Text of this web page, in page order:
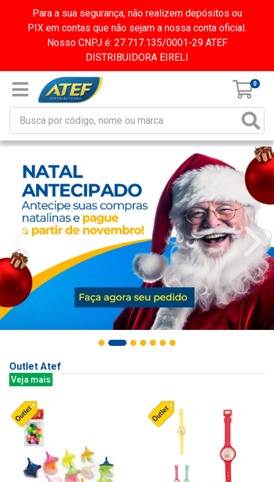
Para a sua segurança, não realizem depósitos ou
PIX em contas que não sejam a nossa conta oficial.
Nosso CNPJ é: 27.717.135/0001-29 ATEF
DISTRIBUIDORA EIRELI
0
Outlet Atef
Veja mais